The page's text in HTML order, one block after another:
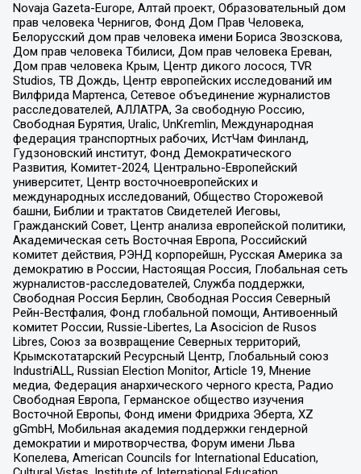
Novaja Gazeta-Europe, Алтай проект, Образовательный дом
прав человека Чернигов, Фонд Дом Прав Человека,
Белорусский дом прав человека имени Бориса Звозскова,
Дом прав человека Тбилиси, Дом прав человека Ереван,
Дом прав человека Крым, Центр дикого лосося, TVR
Studios, ТВ Дождь, Центр европейских исследований им
Вилфрида Мартенса, Сетевое объединение журналистов
расследователей, АЛЛАТРА, За свободную Россию,
Свободная Бурятия, Uralic, UnKremlin, Международная
федерация транспортных рабочих, ИстЧам Финланд,
Гудзоновский институт, Фонд Демократического
Развития, Комитет-2024, Центрально-Европейский
университет, Центр восточноевропейских и
международных исследований, Общество Сторожевой
башни, Библии и трактатов Свидетелей Иеговы,
Гражданский Совет, Центр анализа европейской политики,
Академическая сеть Восточная Европа, Российский
комитет действия, РЭНД корпорейшн, Русская Америка за
демократию в России, Настоящая Россия, Глобальная сеть
журналистов-расследователей, Служба поддержки,
Свободная Россия Берлин, Свободная Россия Северный
Рейн-Вестфалия, Фонд глобальной помощи, Антивоенный
комитет России, Russie-Libertes, La Asocicion de Rusos
Libres, Союз за возвращение Северных территорий,
Крымскотатарский Ресурсный Центр, Глобальный союз
IndustriALL, Russian Election Monitor, Article 19, Мнение
медиа, Федерация анархического черного креста, Радио
Свободная Европа, Германское общество изучения
Восточной Европы, Фонд имени Фридриха Эберта, XZ
gGmbH, Мобильная академия поддержки гендерной
демократии и миротворчества, Форум имени Льва
Копелева, American Councils for International Education,